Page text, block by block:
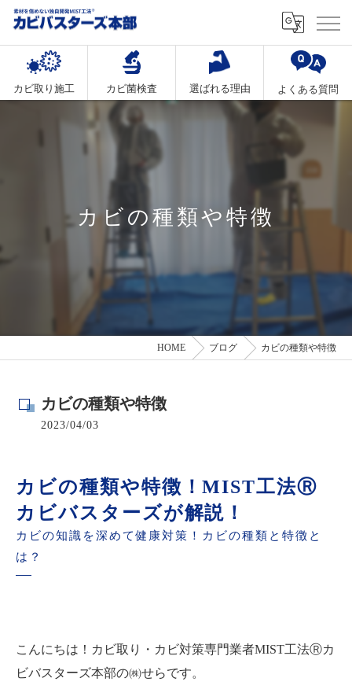
カビ取り施工 カビ菌検査 選ばれる理由 よくある質問
カビの種類や特徴
HOME ブログ カビの種類や特徴
カビの種類や特徴
2023/04/03
カビの種類や特徴！MIST工法Ⓡ
カビバスターズが解説！
カビの知識を深めて健康対策！カビの種類と特徴と
は？
こんにちは！カビ取り・カビ対策専門業者MIST工法Ⓡカ
ビバスターズ本部の㈱せらです。